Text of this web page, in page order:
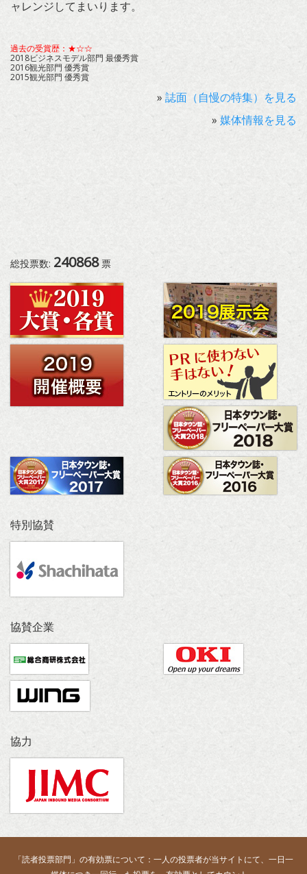
ャレンジしてまいります。
過去の受賞歴：★☆☆
2018ビジネスモデル部門 最優秀賞
2016観光部門 優秀賞
2015観光部門 優秀賞
» 誌面（自慢の特集）を見る
» 媒体情報を見る
総投票数: 240868票
特別協賛
協賛企業
協力
「読者投票部門」の有効票について：一人の投票者が当サイトにて、一日一